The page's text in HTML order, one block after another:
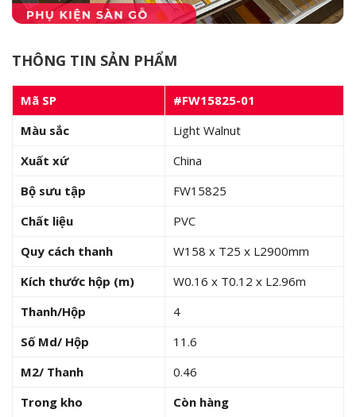
THÔNG TIN SẢN PHẨM
Mã SP
#FW15825-01
Màu sắc
Light Walnut
Xuất xứ
China
Bộ sưu tập
FW15825
Chất liệu
PVC
Quy cách thanh
W158 x T25 x L2900mm
Kích thước hộp (m)
W0.16 x T0.12 x L2.96m
Thanh/Hộp
4
Số Md/ Hộp
11.6
M2/ Thanh
0.46
Trong kho
Còn hàng